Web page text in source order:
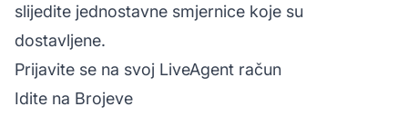
slijedite jednostavne smjernice koje su
dostavljene.
Prijavite se na svoj LiveAgent račun
Idite na Brojeve